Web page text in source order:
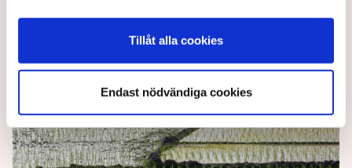
Tillåt alla cookies
Endast nödvändiga cookies
4 years ago | Av: Redaktionen